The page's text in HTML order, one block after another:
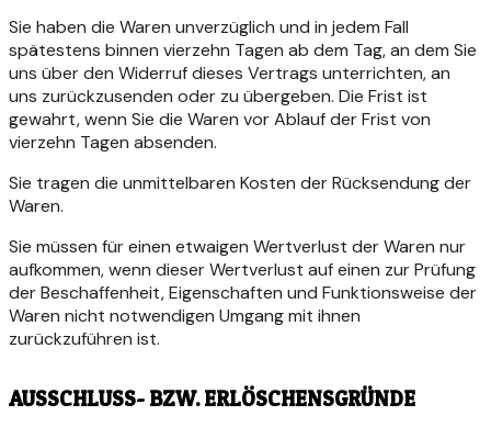
Sie haben die Waren unverzüglich und in jedem Fall
spätestens binnen vierzehn Tagen ab dem Tag, an dem Sie
uns über den Widerruf dieses Vertrags unterrichten, an
uns zurückzusenden oder zu übergeben. Die Frist ist
gewahrt, wenn Sie die Waren vor Ablauf der Frist von
vierzehn Tagen absenden.
Sie tragen die unmittelbaren Kosten der Rücksendung der
Waren.
Sie müssen für einen etwaigen Wertverlust der Waren nur
aufkommen, wenn dieser Wertverlust auf einen zur Prüfung
der Beschaffenheit, Eigenschaften und Funktionsweise der
Waren nicht notwendigen Umgang mit ihnen
zurückzuführen ist.
AUSSCHLUSS- BZW. ERLÖSCHENSGRÜNDE